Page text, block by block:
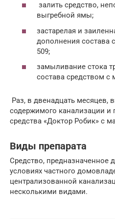
залить средство,
выгребной ямы;
застарелая и
дополнения состава
509;
замыливание стока
состава средством с
Раз, в двенадцать месяцев,
содержимого канализации и
средства «Доктор Робик» с
Виды препарата
Средство, предназначенное
условиях частного
централизованной
несколькими видами.